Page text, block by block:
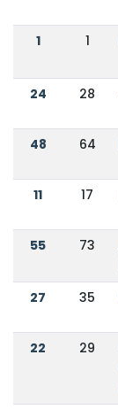
1 1
24 28
48 64
11 17
55 73
27 35
22 29